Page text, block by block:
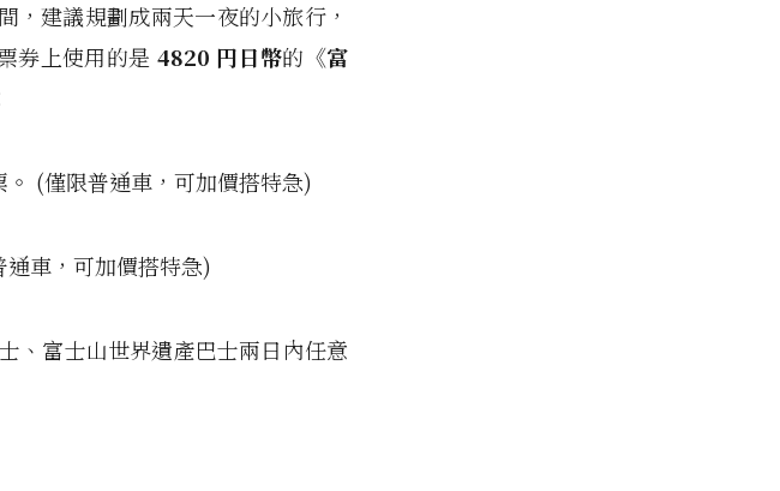
，建議規劃成兩天一夜的小旅行，
券上使用的是 4820 円日幣的 《富
(僅限普通車，可加價搭特急)
車，可加價搭特急)
富士山世界遺產巴士兩日內任意